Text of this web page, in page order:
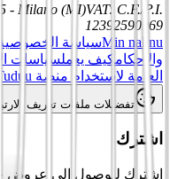
- Milano (MI)VAT: C.F./P.I.
12392590969
Min nahnuسياسة الخصوصية
والأحكامكيف يعملسياسات
العامة لاستخدام منصة Tuduu (المستخدمون المهنيون)
تفضيلات ملفات تعريف
اشترك
اشترك للوصول إلى عروض